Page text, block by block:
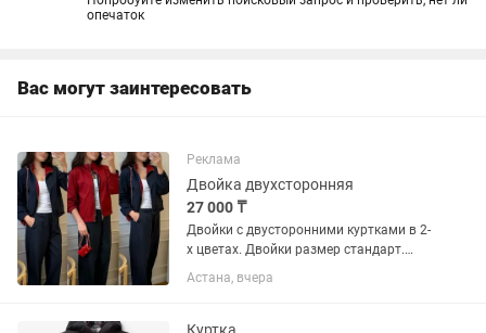
опечаток
Вас могут заинтересовать
Реклама
Двойка двухсторонняя
27 000 ₸
Двойки с двусторонними куртками в 2-
х цветах. Двойки размер стандарт.
Астана, вчера